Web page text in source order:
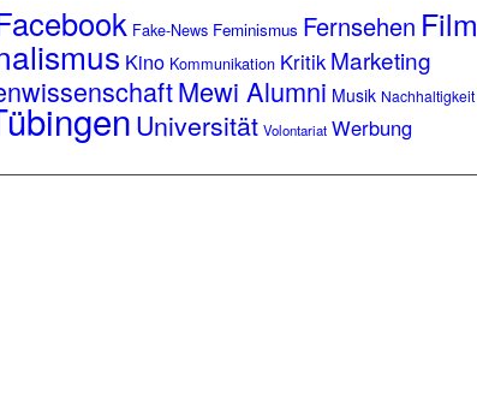
Fake-News Feminismus Fernsehen Film
Kino Kommunikation Kritik Marketing
Mewi Alumni Musik Nachhaltigkeit
Universität Volontariat Werbung